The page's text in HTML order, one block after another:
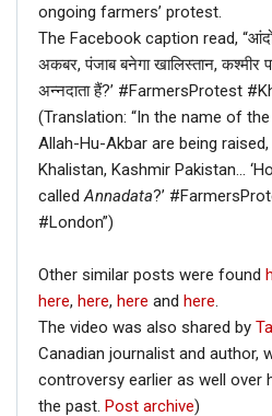
ongoing farmers’ protest.
The Facebook caption read,
अकबर, पंजाब बनेगा खालिस्तान, कश्मीर
अन्नदाता हैं?’ #FarmersProtest
(Translation: “In the name of
Allah-Hu-Akbar are being
Khalistan, Kashmir Pakistan…
called Annadata?’
#London”)
Other similar posts were found
here, here, here and here
The video was also shared by
Canadian journalist and author,
controversy earlier as well over
the past. Post archive)